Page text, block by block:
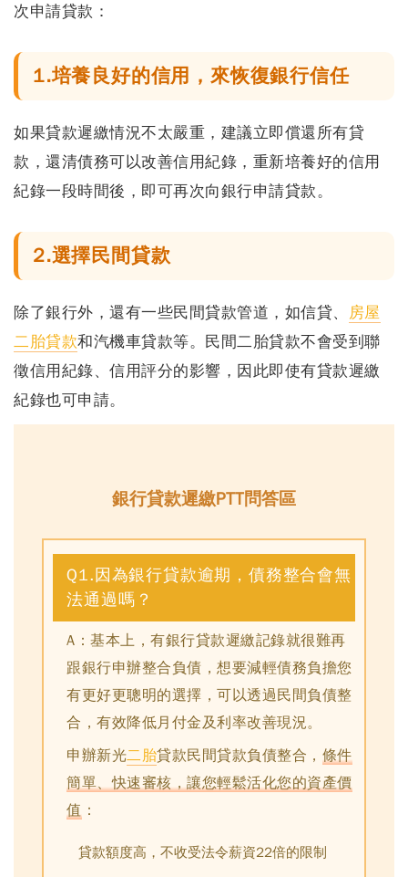
次申請貸款：
1.培養良好的信用，來恢復銀行信任
如果貸款遲繳情況不太嚴重，建議立即償還所有貸
款 ，還清債務可以改善信用紀錄，重新培養好的信用
紀錄一段時間後，即可再次向銀行申請貸款。
2.選擇民間貸款
除了銀行外，還有一些民間貸款管道，如信貸、
房屋
二胎貸款和汽機車貸款等。民間二胎貸款不會受到聯
徵信用紀錄、信用評分的影響， 因此即使有貸款遲繳
紀錄也可申請。
銀行貸款遲繳PTT問答區
Q1.因為銀行貸款逾期，債務整合會無
法通過嗎？
A：基本上，有銀行貸款遲繳記錄就很難再
跟銀行申辦整合負債 ，想要減輕債務負擔您
有更好更聰明的選擇，可以透過民間負債整
合，有效降低月付金及利率改善現況。
申辦新光二胎貸款民間貸款負債整合， 條件
簡單、快速審核，讓您輕鬆活化您的資產價
值 ：
貸款額度高，不收受法令薪資22倍的限制